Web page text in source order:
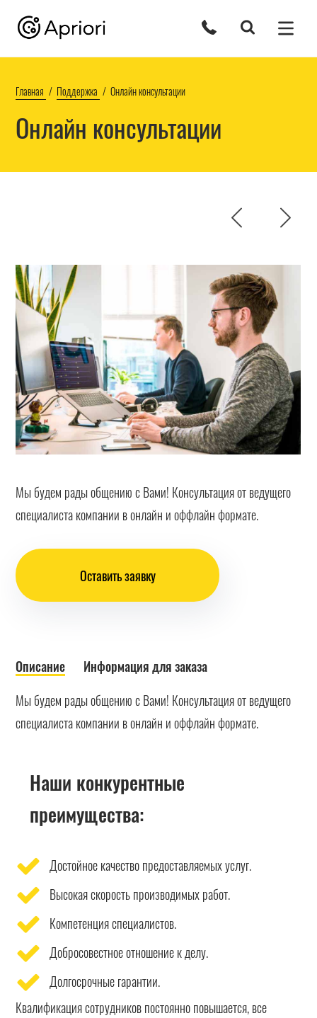
Главная Поддержка Онлайн консультации
Онлайн консультации
Мы будем рады общению с Вами! Консультация от ведущего
специалиста компании в онлайн и оффлайн формате.
Оставить заявку
Описание
Информация для заказа
Мы будем рады общению с Вами! Консультация от ведущего
специалиста компании в онлайн и оффлайн формате.
Наши конкурентные
преимущества:
Достойное качество предоставляемых услуг.
Высокая скорость производимых работ.
Компетенция специалистов.
Добросовестное отношение к делу.
Долгосрочные гарантии.
Квалификация сотрудников постоянно повышается, все